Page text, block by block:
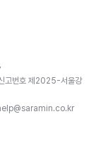
고번호 제2025-서울강
help@saramin.co.kr